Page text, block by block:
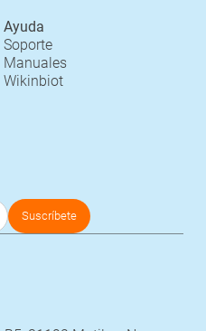
Ayuda
Soporte
Manuales
Wikinbiot